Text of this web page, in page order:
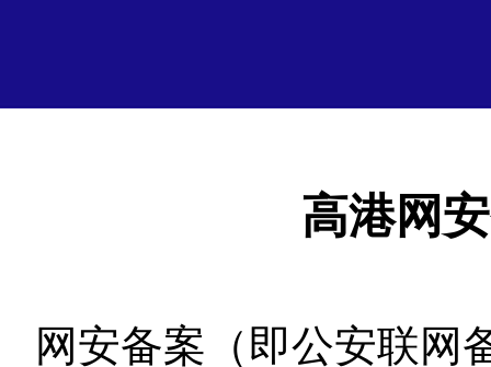
高港网
网安备案（即公安联网